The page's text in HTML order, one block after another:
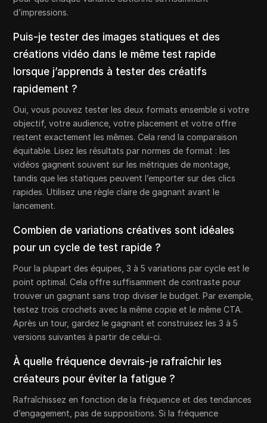
d’impressions.
Puis-je tester des images statiques et des
créations vidéo dans le même test rapide
lorsque j’apprends à tester des créatifs
rapidement ?
Oui, vous pouvez tester les deux formats ensemble si votre
objectif, votre audience, votre placement et votre offre
restent exactement les mêmes. Cela rend la comparaison
équitable. Lisez les résultats par normes de format : les
vidéos gagnent souvent sur les métriques de montage,
tandis que les statiques peuvent l’emporter sur des clics
rapides. Utilisez une règle claire de gagnant avant le
lancement.
Combien de variations créatives sont idéales
pour un cycle de test rapide ?
Pour la plupart des équipes, 3 à 5 variations par cycle est le
point optimal. Cela offre suffisamment de contraste pour
trouver un gagnant sans trop diviser le budget. Par exemple,
testez trois crochets avec la même copie et le même CTA.
Après un tour, gardez le gagnant et construisez les 3 à 5
versions suivantes à partir de celui-ci.
À quelle fréquence devrais-je rafraîchir les
créateurs pour éviter la fatigue ?
Rafraîchissez en fonction de la fréquence et des tendances
d’engagement, pas de suppositions. Si la fréquence